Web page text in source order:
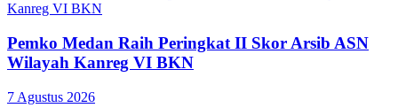
Pemko Medan Raih Peringkat II Skor Arsib ASN
Wilayah Kanreg VI BKN
7 Agustus 2026